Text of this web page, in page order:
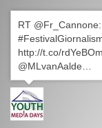
RT
http://t.co/
@MLvanAalde…